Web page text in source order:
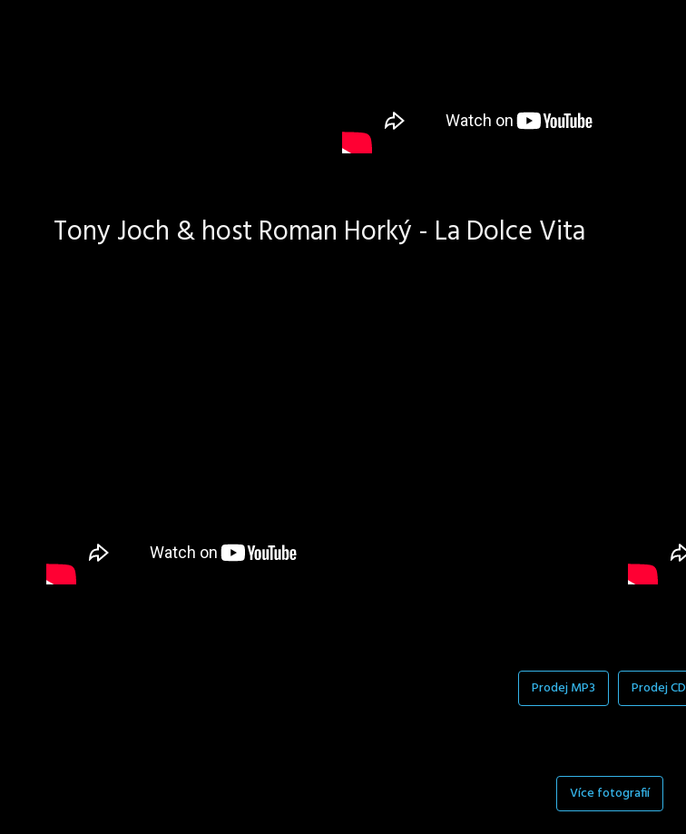
Tony Joch & host Roman Horký - La Dolce Vita
Prodej MP3 Prodej CD
Více fotografií